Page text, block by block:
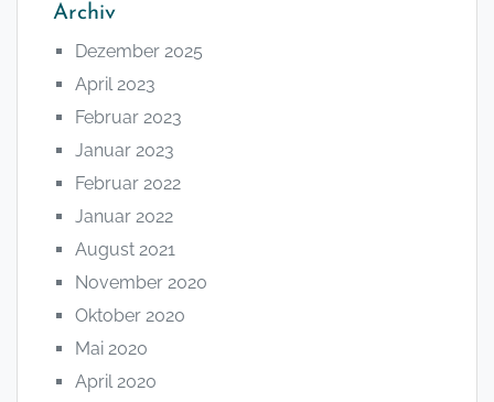
Archiv
Dezember 2025
April 2023
Februar 2023
Januar 2023
Februar 2022
Januar 2022
August 2021
November 2020
Oktober 2020
Mai 2020
April 2020